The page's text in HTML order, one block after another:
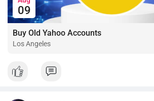
09
Buy Old Yahoo Accounts
Los Angeles